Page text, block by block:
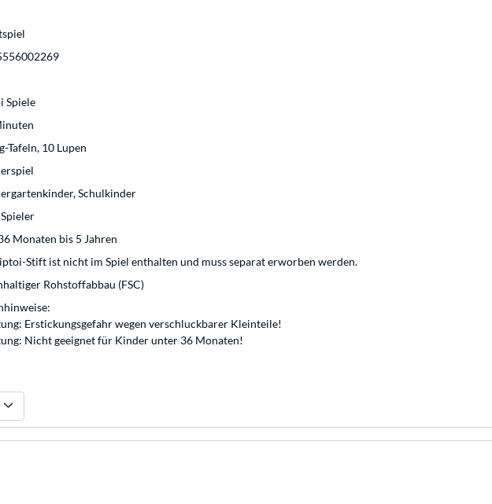
Spiele
Tafeln, 10 Lupen
Schulkinder
Monaten bis 5 Jahren
Stift ist nicht im Spiel enthalten und muss separat erworben werden.
Rohstoffabbau (FSC)
Erstickungsgefahr wegen verschluckbarer Kleinteile!
Nicht geeignet für Kinder unter 36 Monaten!